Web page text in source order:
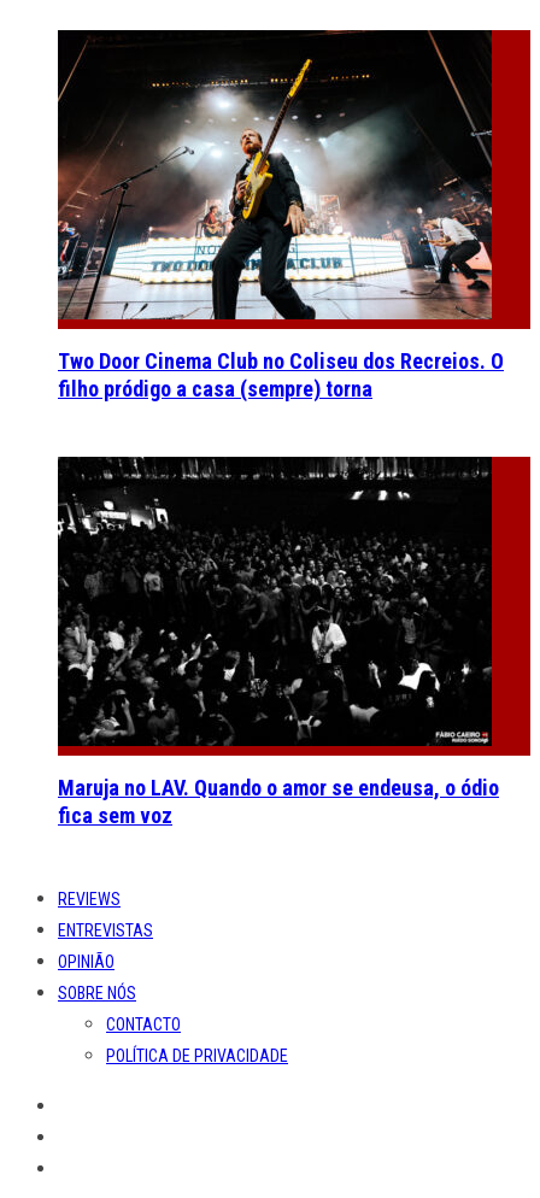
Two Door Cinema Club no Coliseu dos Recreios. O
filho pródigo a casa (sempre) torna
Maruja no LAV. Quando o amor se endeusa, o ódio
fica sem voz
REVIEWS
ENTREVISTAS
OPINIÃO
SOBRE NÓS
CONTACTO
POLÍTICA DE PRIVACIDADE